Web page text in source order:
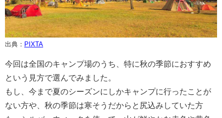
出典： PIXTA
今回は全国のキャンプ場のうち、特に秋の季節におすすめ
という見方で選んでみました。
もし、今まで夏のシーズンにしかキャンプに行ったことが
ない方や、秋の季節は寒そうだからと尻込みしていた方